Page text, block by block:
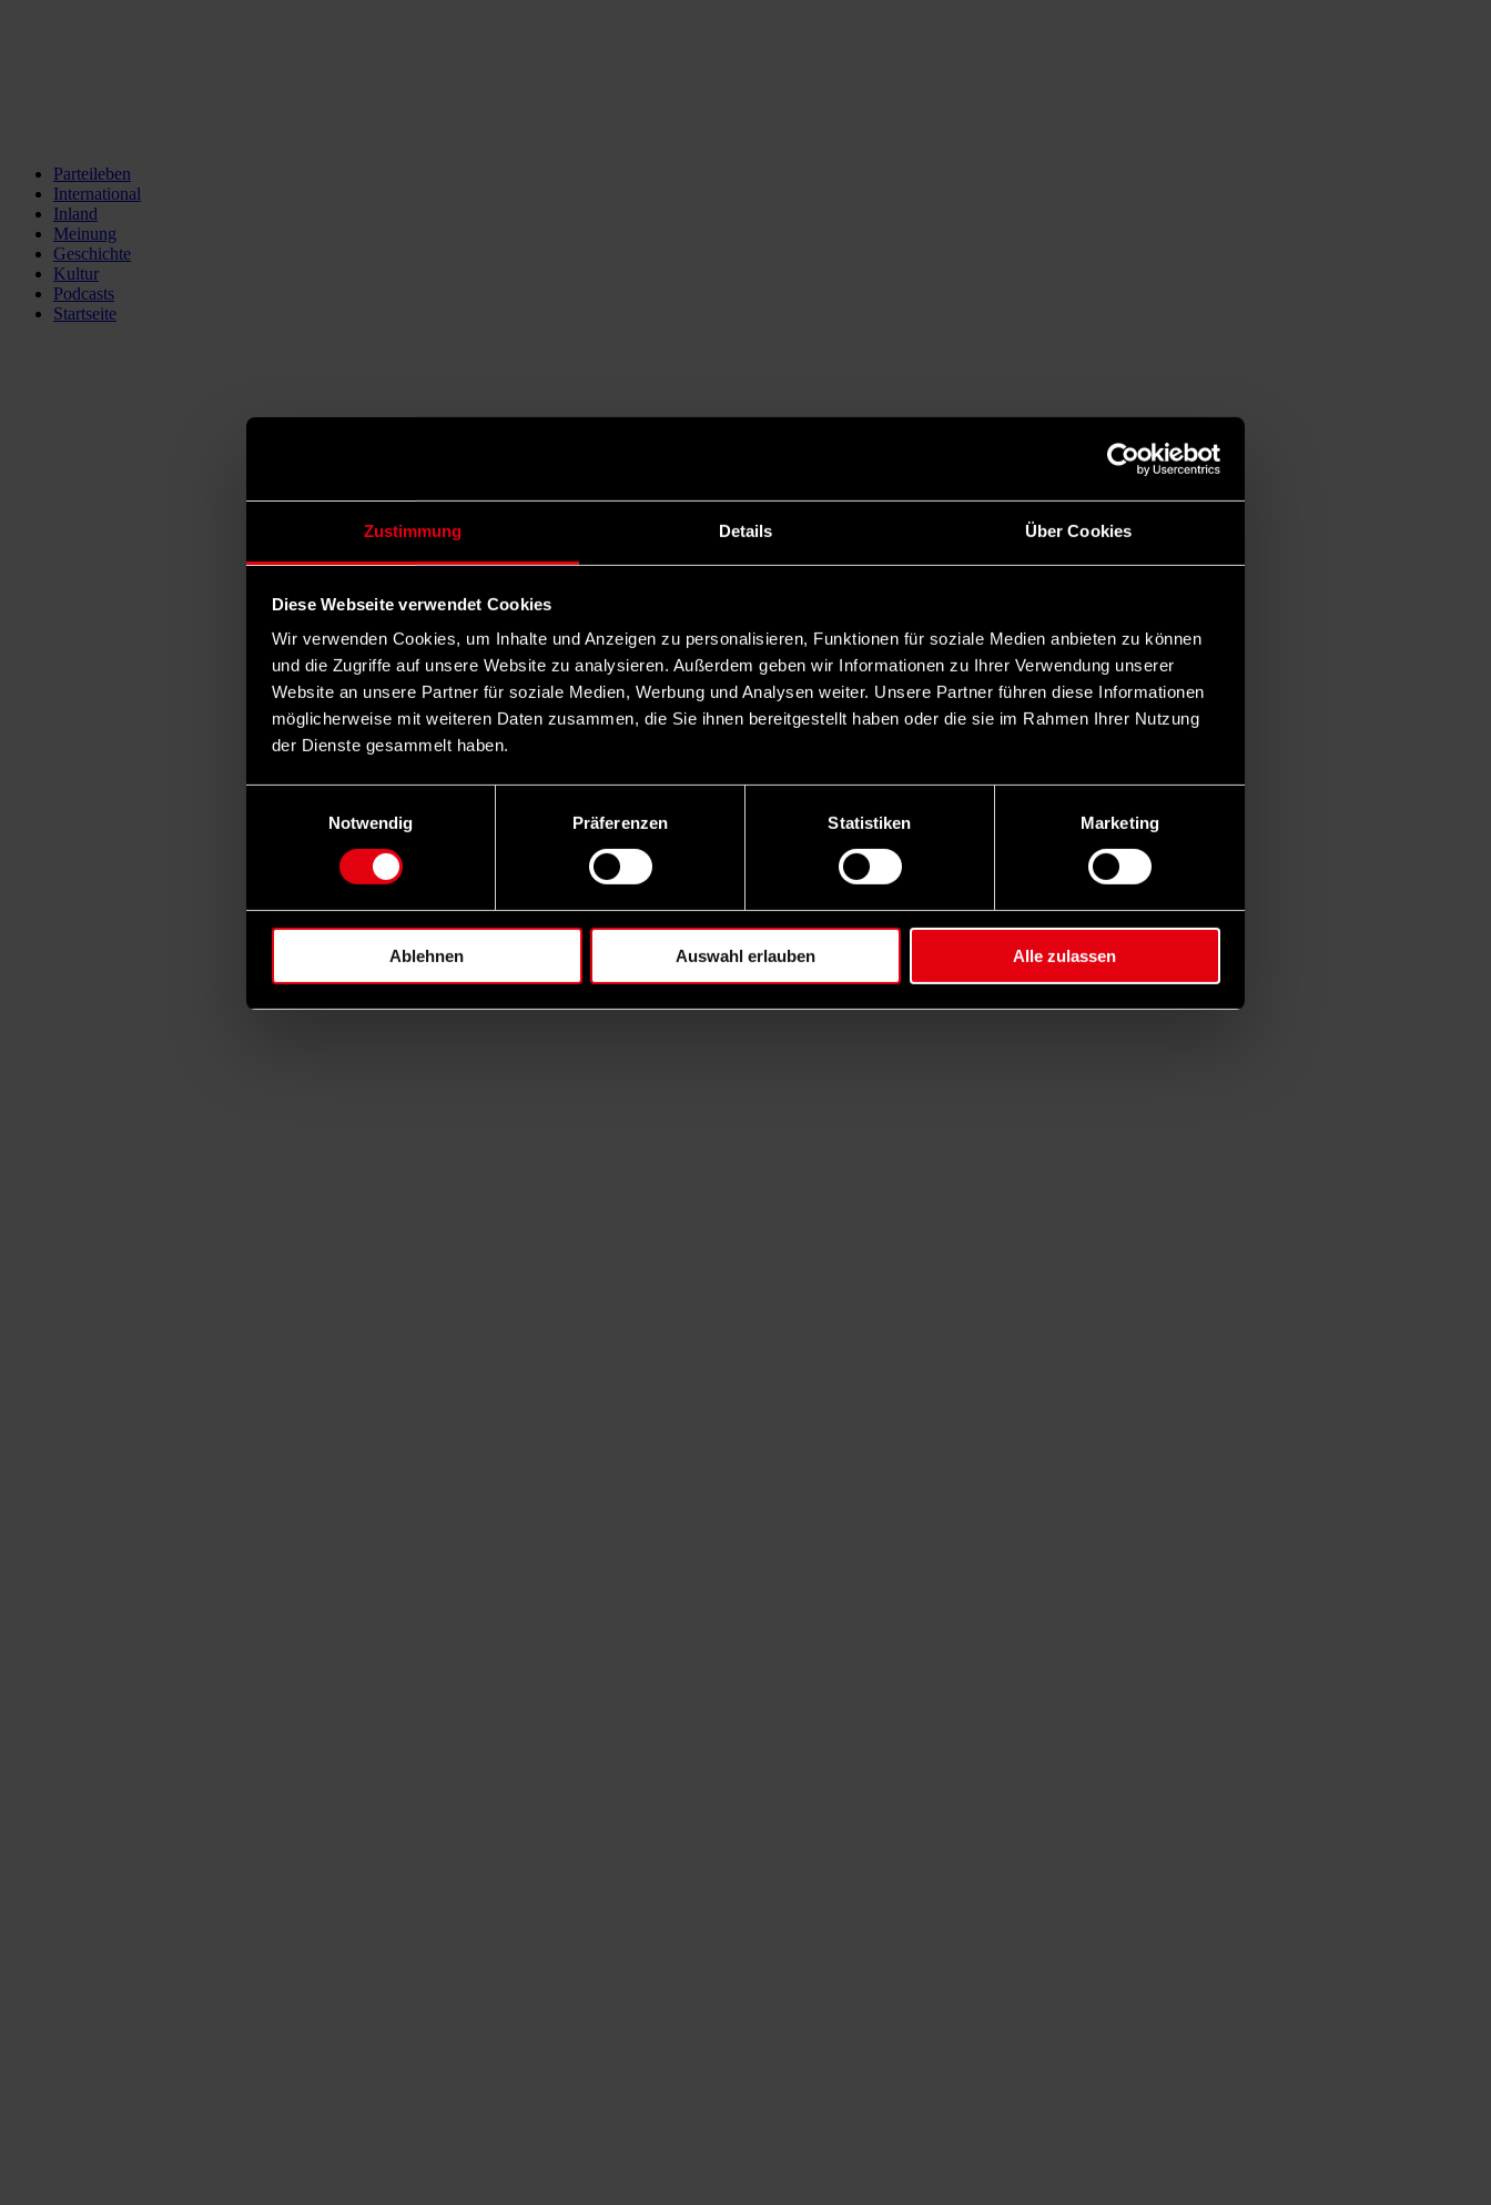
Zustimmung Details Über Cookies
Diese Webseite verwendet Cookies
Wir verwenden Cookies, um Inhalte und Anzeigen zu personalisieren, Funktionen für soziale Medien anbieten zu können
und die Zugriffe auf unsere Website zu analysieren. Außerdem geben wir Informationen zu Ihrer Verwendung unserer
Website an unsere Partner für soziale Medien, Werbung und Analysen weiter. Unsere Partner führen diese Informationen
möglicherweise mit weiteren Daten zusammen, die Sie ihnen bereitgestellt haben oder die sie im Rahmen Ihrer Nutzung
der Dienste gesammelt haben.
Notwendig
Präferenzen Statistiken Marketing
Ablehnen Auswahl erlauben Alle zulassen
Parteileben
International
Inland
Meinung
Geschichte
Kultur
Podcasts
Startseite